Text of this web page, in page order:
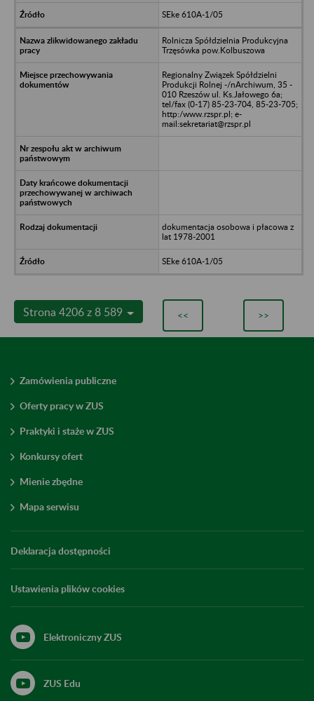
SEke 610A-1/05
Rolnicza Spółdzielnia Produkcyjna
Trzęsówka pow.Kolbuszowa
Regionalny Związek Spółdzielni
Produkcji Rolnej -/nArchiwum, 35 -
010 Rzeszów ul. Ks.Jałowego 6a;
tel/fax (0-17) 85-23-704, 85-23-705;
http:/www.rzspr.pl; e-
mail:sekretariat@rzspr.pl
dokumentacja osobowa i płacowa z
lat 1978-2001
SEke 610A-1/05
Strona 4206 z 8 589 << >>
Zamówienia publiczne
Oferty pracy w ZUS
Praktyki i staże w ZUS
Konkursy ofert
Mienie zbędne
Mapa serwisu
Deklaracja dostępności
Ustawienia plików cookies
Elektroniczny ZUS
ZUS Edu